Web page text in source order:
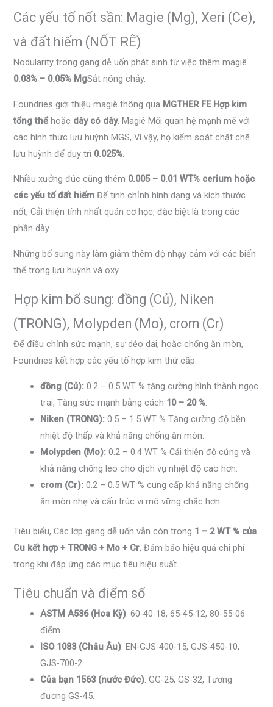
Các yếu tố nốt sần: Magie (Mg), Xeri (Ce),
và đất hiếm (NỐT RÊ)
Nodularity trong gang dễ uốn phát sinh từ việc thêm magiê
0.03% – 0.05% MgSắt nóng chảy.
Foundries giới thiệu magiê thông qua MGTHER FE Hợp kim
tổng thểhoặc dây có dây. Magiê Mối quan hệ mạnh mẽ với
các hình thức lưu huỳnh MGS, Vì vậy, họ kiểm soát chặt chẽ
lưu huỳnh để duy trì 0.025%
Nhiều xưởng đúc cũng thêm 0.005 – 0.01 WT% cerium hoặc
các yếu tố đất hiếm Để tinh chỉnh hình dạng và kích thước
nốt, Cải thiện tính nhất quán cơ học, đặc biệt là trong các
phần dày.
Những bổ sung này làm giảm thêm độ nhạy cảm với các biến
thể trong lưu huỳnh và oxy.
Hợp kim bổ sung: đồng (Củ), Niken
(TRONG), Molypden (Mo), crom (Cr)
Để điều chỉnh sức mạnh, sự dẻo dai, hoặc chống ăn mòn,
Foundries kết hợp các yếu tố hợp kim thứ cấp:
đồng (Củ): 0.2 – 0.5 WT % tăng cường hình thành ngọc
trai, Tăng sức mạnh bằng cách 10 – 20 %.
Niken (TRONG): 0.5 – 1.5 WT % Tăng cường độ bền
nhiệt độ thấp và khả năng chống ăn mòn.
Molypden (Mo): 0.2 – 0.4 WT % Cải thiện độ cứng và
khả năng chống leo cho dịch vụ nhiệt độ cao hơn.
crom (Cr): 0.2 – 0.5 WT % cung cấp khả năng chống
ăn mòn nhẹ và cấu trúc vi mô vững chắc hơn.
Tiêu biểu, Các lớp gang dễ uốn vẫn còn trong 1 – 2 WT % của
Cu kết hợp + TRONG + Mo + Cr, Đảm bảo hiệu quả chi phí
trong khi đáp ứng các mục tiêu hiệu suất.
Tiêu chuẩn và điểm số
ASTM A536 (Hoa Kỳ): 60-40-18, 65-45-12, 80-55-06
điểm.
ISO 1083 (Châu Âu): EN-GJS-400-15, GJS-450-10,
GJS-700-2.
Của bạn 1563 (nước Đức): GG-25, GS-32, Tương
đương GS-45.